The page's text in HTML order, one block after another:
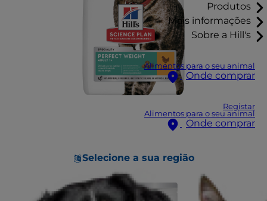
Produtos
Mais informações
Sobre a Hill's
Alimentos para o seu animal
Onde comprar
Registar
Alimentos para o seu animal
Onde comprar
Selecione a sua região